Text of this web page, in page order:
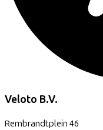
Veloto B.V.
Rembrandtplein 46